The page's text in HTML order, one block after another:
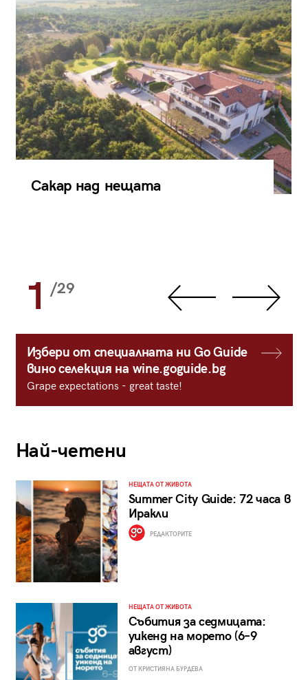
Сакар над нещата
1 /29
Избери от специалната ни Go Guide
вино селекция на wine.goguide.bg
Grape expectations - great taste!
Най-четени
НЕЩАТА ОТ ЖИВОТА
Summer City Guide: 72 часа в
Иракли
РЕДАКТОРИТЕ
НЕЩАТА ОТ ЖИВОТА
Събития за седмицата:
уикенд на морето (6–9
август)
ОТ КРИСТИЯНА БУРДЕВА